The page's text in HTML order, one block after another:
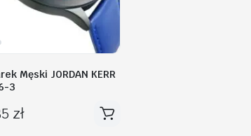
Męski JORDAN KERR
3
zł